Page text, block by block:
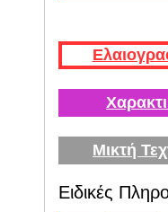
Μικτή
Ειδικές